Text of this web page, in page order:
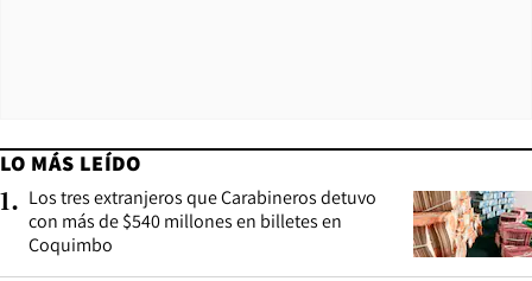
LO MÁS LEÍDO
1. Los tres extranjeros que Carabineros detuvo
con más de $540 millones en billetes en
Coquimbo